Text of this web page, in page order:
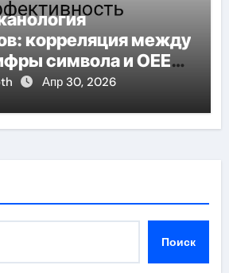
корреляция между
символа и OEE
Апр 30, 2026
Поиск